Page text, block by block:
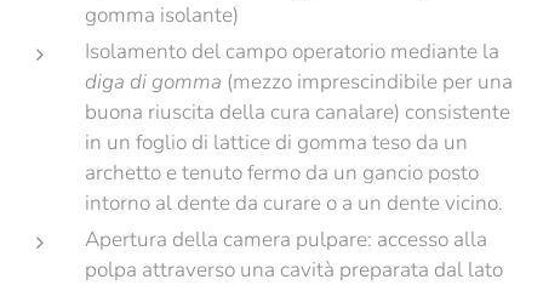
gomma isolante)
Isolamento del campo operatorio mediante la
diga di gomma (mezzo imprescindibile per una
buona riuscita della cura canalare) consistente
in un foglio di lattice di gomma teso da un
archetto e tenuto fermo da un gancio posto
intorno al dente da curare o a un dente vicino.
Apertura della camera pulpare: accesso alla
polpa attraverso una cavità preparata dal lato